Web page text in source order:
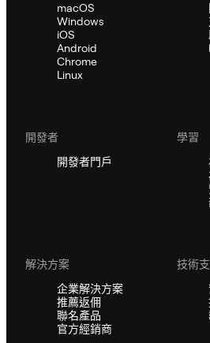
macOS
Windows
iOS
Android
Chrome
Linux
開發者
開發者門戶
學習
解決方案
企業解決方案
推薦返佣
聯名產品
官方經銷商
技術